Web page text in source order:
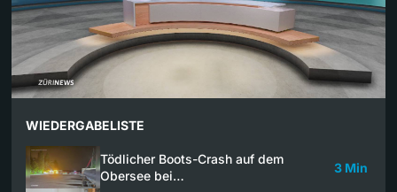
WIEDERGABELISTE
Tödlicher Boots-Crash auf dem
Obersee bei…
3 Min